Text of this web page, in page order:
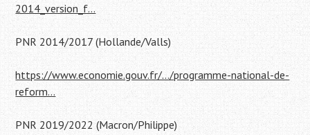
2014_version_f…
PNR 2014/2017 (Hollande/Valls)
https://www.economie.gouv.fr/…/programme-national-de-
reform…
PNR 2019/2022 (Macron/Philippe)